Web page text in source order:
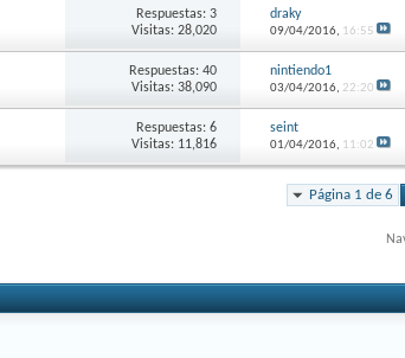
Respuestas: 3
Visitas: 28,020
draky
09/04/2016, 16:55
Respuestas: 40
Visitas: 38,090
nintiendo1
03/04/2016, 22:20
Respuestas: 6
Visitas: 11,816
seint
01/04/2016, 11:02
Página 1 de 6